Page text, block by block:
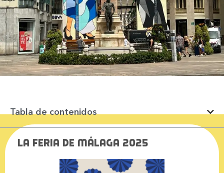
Tabla de contenidos
La Feria de Málaga 2025